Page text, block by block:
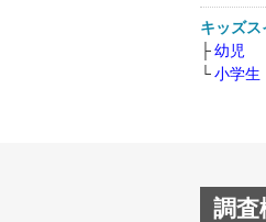
キッズ
幼児
小学生
調査